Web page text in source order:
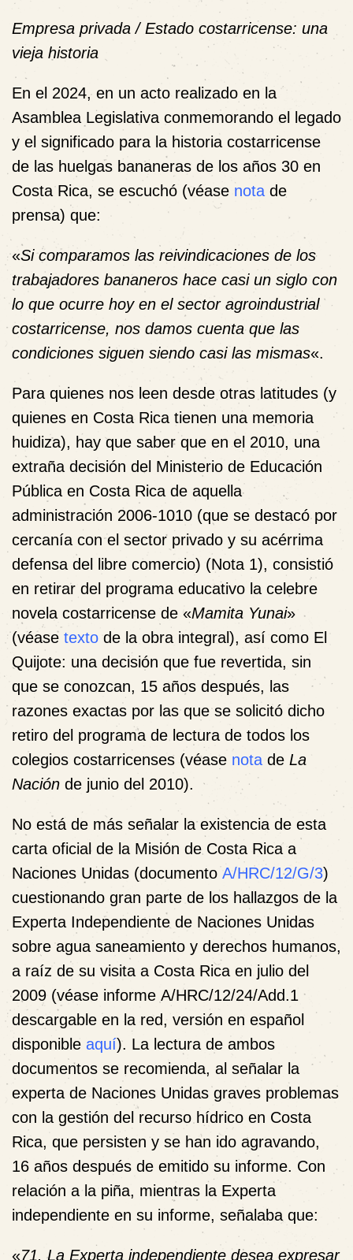
Empresa privada / Estado costarricense: una
vieja historia
En el 2024, en un acto realizado en la
Asamblea Legislativa conmemorando el legado
y el significado para la historia costarricense
de las huelgas bananeras de los años 30 en
Costa Rica, se escuchó (véase nota de
prensa) que:
«Si comparamos las reivindicaciones de los
trabajadores bananeros hace casi un siglo con
lo que ocurre hoy en el sector agroindustrial
costarricense, nos damos cuenta que las
condiciones siguen siendo casi las mismas«.
Para quienes nos leen desde otras latitudes (y
quienes en Costa Rica tienen una memoria
huidiza), hay que saber que en el 2010, una
extraña decisión del Ministerio de Educación
Pública en Costa Rica de aquella
administración 2006-1010 (que se destacó por
cercanía con el sector privado y su acérrima
defensa del libre comercio) (Nota 1), consistió
en retirar del programa educativo la celebre
novela costarricense de «Mamita Yunai»
(véase texto de la obra integral), así como El
Quijote: una decisión que fue revertida, sin
que se conozcan, 15 años después, las
razones exactas por las que se solicitó dicho
retiro del programa de lectura de todos los
colegios costarricenses (véase nota de La
Nación de junio del 2010).
No está de más señalar la existencia de esta
carta oficial de la Misión de Costa Rica a
Naciones Unidas (documento A/HRC/12/G/3)
cuestionando gran parte de los hallazgos de la
Experta Independiente de Naciones Unidas
sobre agua saneamiento y derechos humanos,
a raíz de su visita a Costa Rica en julio del
2009 (véase informe A/HRC/12/24/Add.1
descargable en la red, versión en español
disponible aquí). La lectura de ambos
documentos se recomienda, al señalar la
experta de Naciones Unidas graves problemas
con la gestión del recurso hídrico en Costa
Rica, que persisten y se han ido agravando,
16 años después de emitido su informe. Con
relación a la piña, mientras la Experta
independiente en su informe, señalaba que:
«71. La Experta independiente desea expresar